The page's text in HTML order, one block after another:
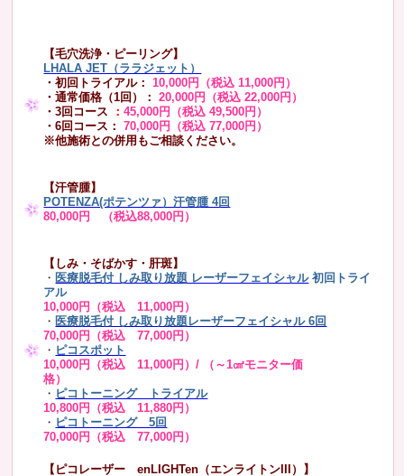
【毛穴洗浄・ピーリング】
LHALA JET（ララジェット）
・初回トライアル：10,000円（税込 11,000円）
・通常価格（1回）：
20,000円（税込 22,000円）
・3回コース ：45,000円（税込 49,500円）
・6回コース：
70,000円（税込 77,000円）
※他施術との併用もご相談ください。
【汗管腫】
POTENZA(ポテンツァ）汗管腫 4回
80,000円 （税込88,000円）
【しみ・そばかす・肝斑】
・ 医療脱毛付 しみ取り放題 レーザーフェイシャル 初回トライ
アル
10,000円（税込 11,000円）
・ 医療脱毛付 しみ取り放題レーザーフェイシャル 6回
70,000円（税込 77,000円）
・ ピコスポット
10,000円（税込 11,000円）/ （～1㎠モニター価
格）
・ ピコトーニング トライアル
10,800円（税込 11,880円）
・ ピコトーニング 5回
70,000円（税込 77,000円）
【ピコレーザー enLIGHTen（エンライトンIII）】